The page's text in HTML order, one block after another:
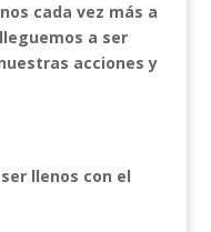
cada vez más a
a ser
acciones y
llenos con el